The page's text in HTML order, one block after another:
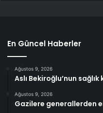
En Güncel Haberler
Ağustos 9, 2026
Aslı Bekiroğlu’nun
Ağustos 9, 2026
Gazilere generallerden